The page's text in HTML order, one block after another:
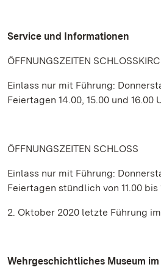
Service und Informationen
ÖFFNUNGSZEITEN
Einlass nur mit Führung:
Feiertagen 14.00, 15.00 und 16.00
ÖFFNUNGSZEITEN SCHLOSS
Einlass nur mit Führung:
Feiertagen stündlich von 11.00 bis
2. Oktober 2020 letzte Führung
Wehrgeschichtliches Museum